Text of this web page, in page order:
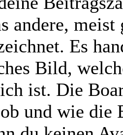
andere,
Es
Bild,
ist. Die
und wie die